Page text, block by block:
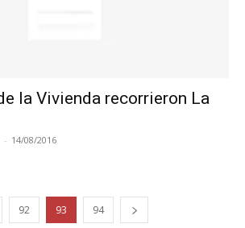
la Vivienda recorrieron La
- 14/08/2016
92 93 94